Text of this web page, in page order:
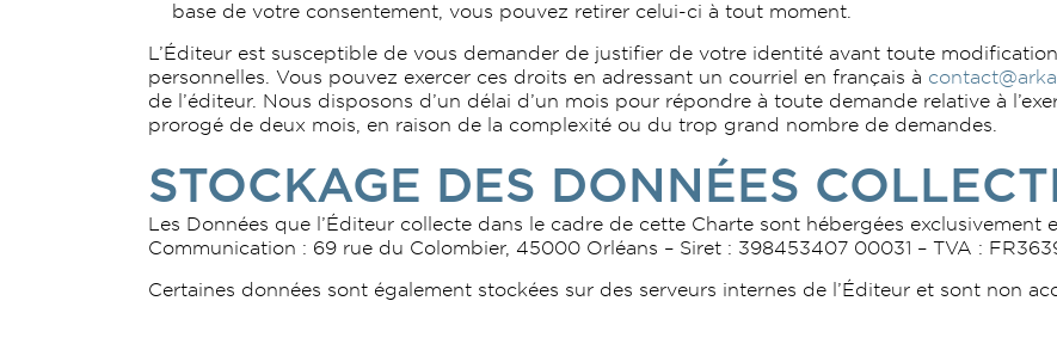
base de votre consentement, vous pouvez retirer celui-ci à tout moment.
L’Éditeur est susceptible de vous demander de justifier de votre identité avant toute
personnelles. Vous pouvez exercer ces droits en adressant un courriel en français à
de l’éditeur. Nous disposons d’un délai d’un mois pour répondre à toute demande relative à
prorogé de deux mois, en raison de la complexité ou du trop grand nombre de demandes.
STOCKAGE DES DONNÉES
Les Données que l’Éditeur collecte dans le cadre de cette Charte sont hébergées exclusivement
Communication : 69 rue du Colombier, 45000 Orléans – Siret : 398453407 00031 – TVA :
Certaines données sont également stockées sur des serveurs internes de l’Éditeur et sont non